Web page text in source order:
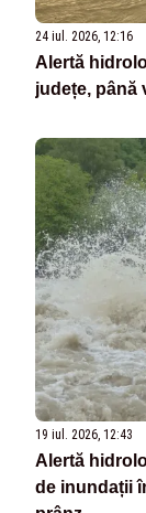
24 iul. 2026, 12:16
Alertă
județe, până
19 iul. 2026, 12:43
Alertă
de inundații